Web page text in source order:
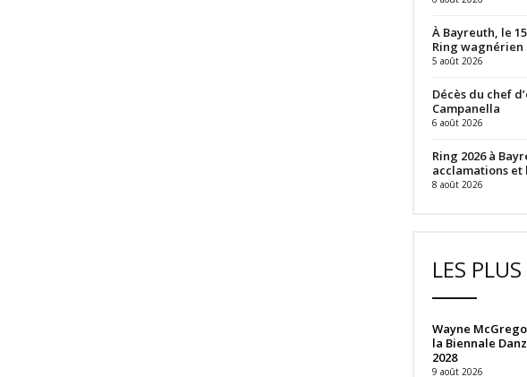
À Bayreuth, le
Ring
5 août 2026
Décès du chef
Campanella
6 août 2026
Ring 2026 à
acclamations et
8 août 2026
LES
Wayne
la Biennale
2028
9 août 2026